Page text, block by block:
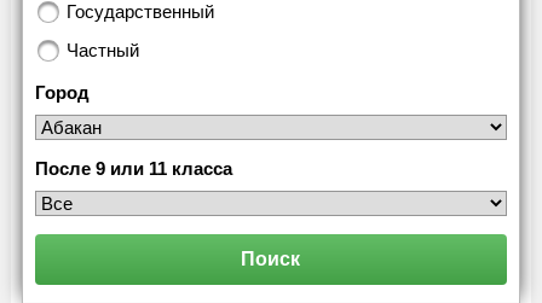
Государственный
Частный
Город
После 9 или 11 класса
Поиск